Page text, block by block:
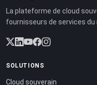
La plateforme de cloud
fournisseurs de services du
SOLUTIONS
Cloud souverain